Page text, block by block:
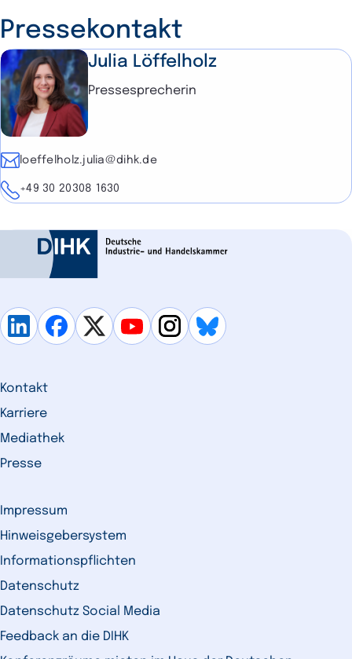
Pressekontakt
Julia Löffelholz
Pressesprecherin
E-Mailloeffelholz.julia@dihk.de
Telefon
+49 30 20308 1630
Kontakt
Karriere
Mediathek
Presse
Impressum
Hinweisgebersystem
Informationspflichten
Datenschutz
Datenschutz Social Media
Feedback an die DIHK